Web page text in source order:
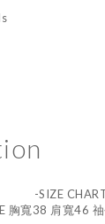
-SIZE
胸寬38 肩寬46